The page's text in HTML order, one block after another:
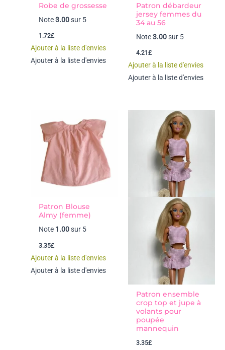
Robe de grossesse
Note3.00sur 5
1.72£
Ajouter à la liste d'envies
Ajouter à la liste d'envies
Patron débardeur
jersey femmes du
34 au 56
Note3.00sur 5
4.21 £
Ajouter à la liste d'envies
Ajouter à la liste d'envies
Patron Blouse
Almy (femme)
Note 1.00sur 5
3.35£
Ajouter à la liste d'envies
Ajouter à la liste d'envies
Patron ensemble
crop top et jupe à
volants pour
poupée
mannequin
3.35£